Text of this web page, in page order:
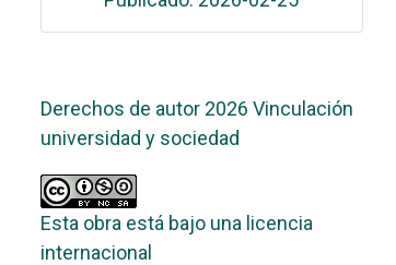
Derechos de autor 2026 Vinculación
universidad y sociedad
Esta obra está bajo una licencia
internacional